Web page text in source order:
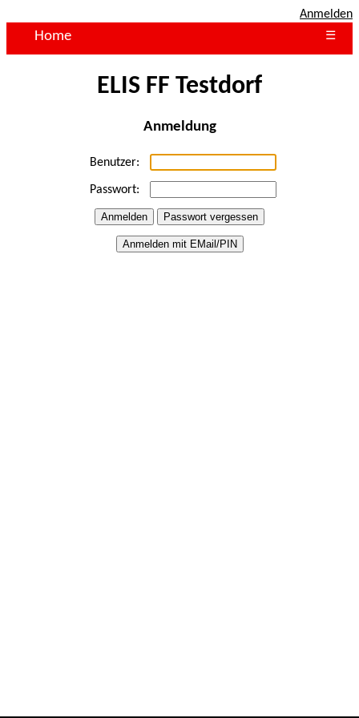
Anmelden
Home ☰
ELIS FF Testdorf
Anmeldung
Benutzer:
Passwort: